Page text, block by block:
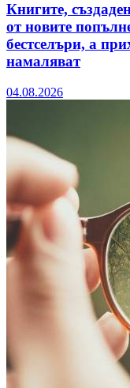
Книгите,
от новите
бестселъри, а
намаляват
04.08.2026